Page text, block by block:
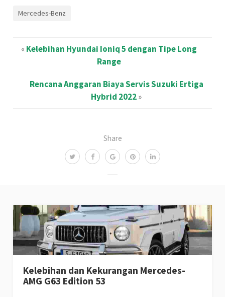
Share
Mercedes-Benz
«Kelebihan Hyundai Ioniq 5 dengan Tipe Long
Range
Rencana Anggaran Biaya Servis Suzuki Ertiga
Hybrid 2022»
Kelebihan dan Kekurangan Mercedes-
AMG G63 Edition 53